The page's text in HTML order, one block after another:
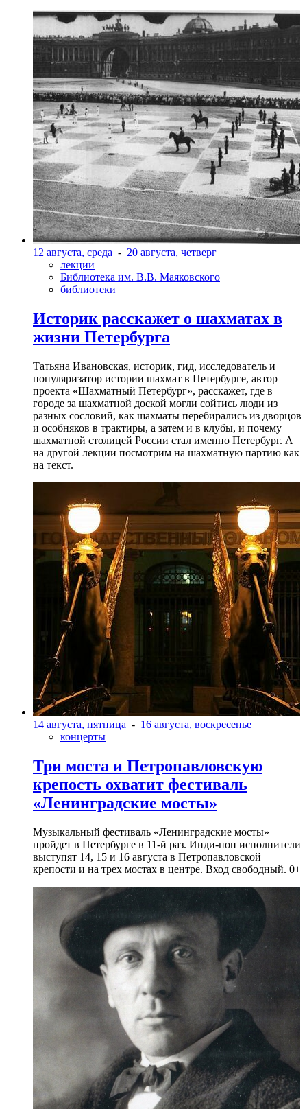
12 августа, среда - 20 августа, четверг
лекции
Библиотека им. В.В. Маяковского
библиотеки
Историк расскажет о шахматах в
жизни Петербурга
Татьяна Ивановская, историк, гид, исследователь и
популяризатор истории шахмат в Петербурге, автор
проекта «Шахматный Петербург», расскажет, где в
городе за шахматной доской могли сойтись люди из
разных сословий, как шахматы перебирались из дворцов
и особняков в трактиры, а затем и в клубы, и почему
шахматной столицей России стал именно Петербург. А
на другой лекции посмотрим на шахматную партию как
на текст.
14 августа, пятница - 16 августа, воскресенье
концерты
Три моста и Петропавловскую
крепость охватит фестиваль
«Ленинградские мосты»
Музыкальный фестиваль «Ленинградские мосты»
пройдет в Петербурге в 11-й раз. Инди-поп исполнители
выступят 14, 15 и 16 августа в Петропавловской
крепости и на трех мостах в центре. Вход свободный. 0+